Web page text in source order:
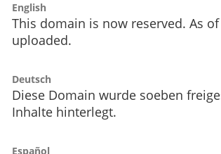
English
This domain is now reserved. As
uploaded.
Deutsch
Diese Domain wurde soeben
Inhalte hinterlegt.
Español